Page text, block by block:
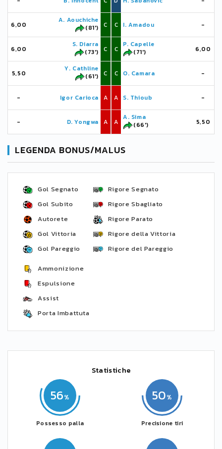
6,00
A. Aouchiche
(81')
C
6,00
S. Diarra
(73')
C
5,50
Y. Cathline
(61')
C
- Igor Carioca A
- D. Yongwa A
C I. Amadou -
C
P. Capelle
(71')
6,00
C O. Camara -
A S. Thioub -
A
A. Sima
(66')
5,50
LEGENDA BONUS/MALUS
Gol Segnato
Gol Subito
Autorete
Gol Vittoria
Gol Pareggio
Rigore Segnato
Rigore Sbagliato
Rigore Parato
Rigore della Vittoria
Rigore del Pareggio
Ammonizione
Espulsione
Assist
Porta Imbattuta
Statistiche
56
Possesso palla
50
Precisione tiri